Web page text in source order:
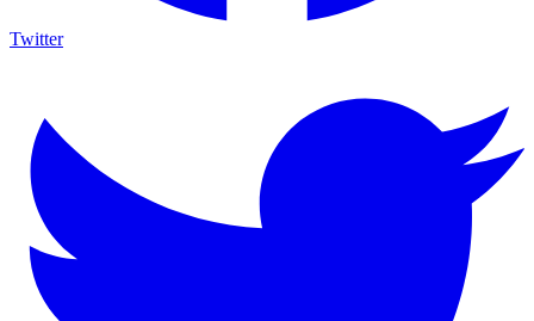
Twitter